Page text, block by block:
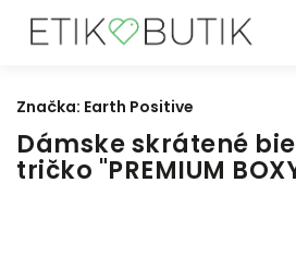
Dámske skrátené
tričko "PREMIUM
Značka: Earth Positive